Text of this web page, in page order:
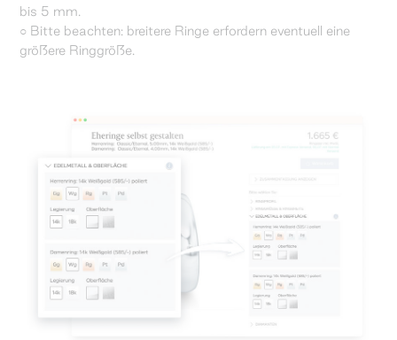
bis 5 mm.
○ Bitte beachten: breitere Ringe erfordern eventuell eine
größere Ringgröße.